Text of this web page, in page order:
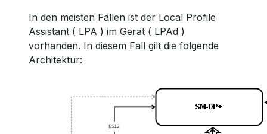
In den meisten Fällen ist der Local Profile
Assistant ( LPA ) im Gerät ( LPAd )
vorhanden. In diesem Fall gilt die folgende
Architektur: